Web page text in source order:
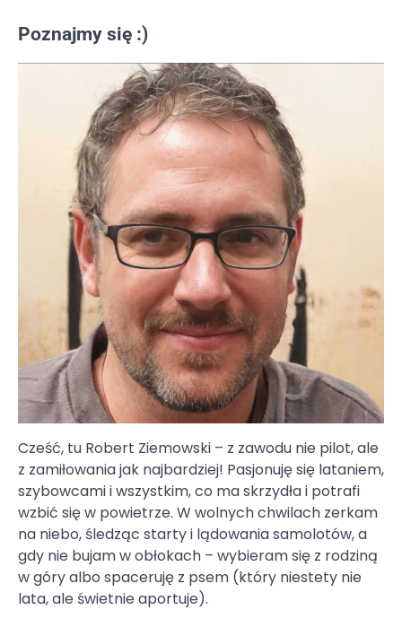
Poznajmy się :)
Cześć, tu Robert Ziemowski – z zawodu nie pilot, ale
z zamiłowania jak najbardziej! Pasjonuję się lataniem,
szybowcami i wszystkim, co ma skrzydła i potrafi
wzbić się w powietrze. W wolnych chwilach zerkam
na niebo, śledząc starty i lądowania samolotów, a
gdy nie bujam w obłokach – wybieram się z rodziną
w góry albo spaceruję z psem (który niestety nie
lata, ale świetnie aportuje).